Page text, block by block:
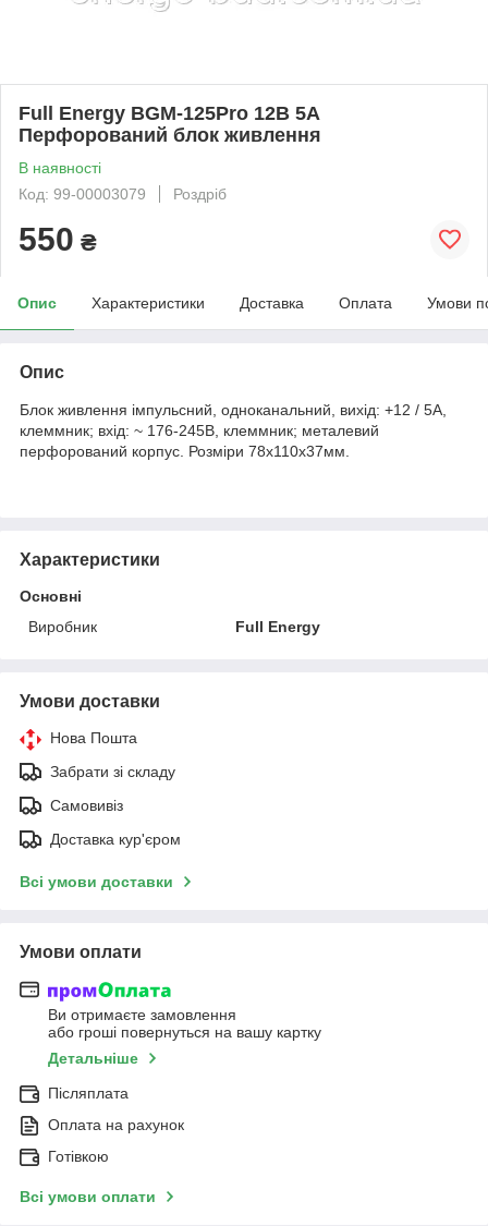
Full Energy BGM-125Pro 12В 5А
Перфорований блок живлення
В наявності
Код: 99-00003079
Роздріб
550 ₴
Опис Характеристики Доставка Оплата Умови
Опис
Блок живлення імпульсний, одноканальний, вихід: +12 / 5А,
клеммник; вхід: ~ 176-245В, клеммник; металевий
перфорований корпус. Розміри 78x110x37мм.
Характеристики
Основні
Виробник
Full Energy
Умови доставки
Нова Пошта
Забрати зі складу
Самовивіз
Доставка кур'єром
Всі умови доставки
Умови оплати
Ви отримаєте замовлення
або гроші повернуться на вашу картку
Детальніше
Післяплата
Оплата на рахунок
Готівкою
Всі умови оплати